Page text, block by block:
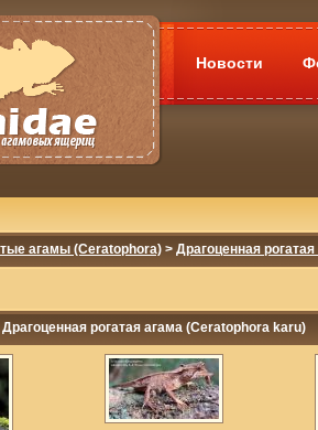
Новости
агамы (Ceratophora) > Драгоценная
рогатая агама (Ceratophora karu)